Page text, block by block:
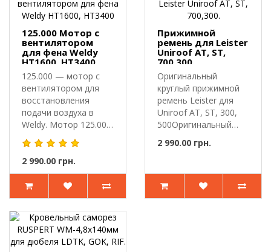
125.000 Мотор с
вентилятором
для фена Weldy
HT1600, HT3400
125.000 — мотор с
вентилятором для
восстановления
подачи воздуха в
Weldy. Мотор 125.000
с вентилято..
2 990.00 грн.
Прижимной
ремень для Leister
Uniroof AT, ST,
700,300.
Оригинальный
круглый прижимной
ремень Leister для
Uniroof AT, ST, 300,
500Оригинальный
2 990.00 грн.